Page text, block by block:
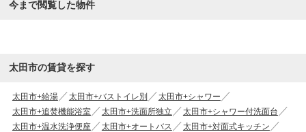
今まで閲覧した物件
太田市の賃貸を探す
太田市+給湯 太田市+バストイレ別
太田市+シャワー
太田市+追焚機能浴室
太田市+洗面所独立
太田市+シャワー付洗面台
太田市+温水洗浄便座
太田市+オートバス
太田市+対面式キッチン